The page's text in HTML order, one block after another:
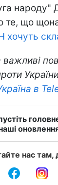
народу"
те, що
хочуть
важливі
в
нас там,